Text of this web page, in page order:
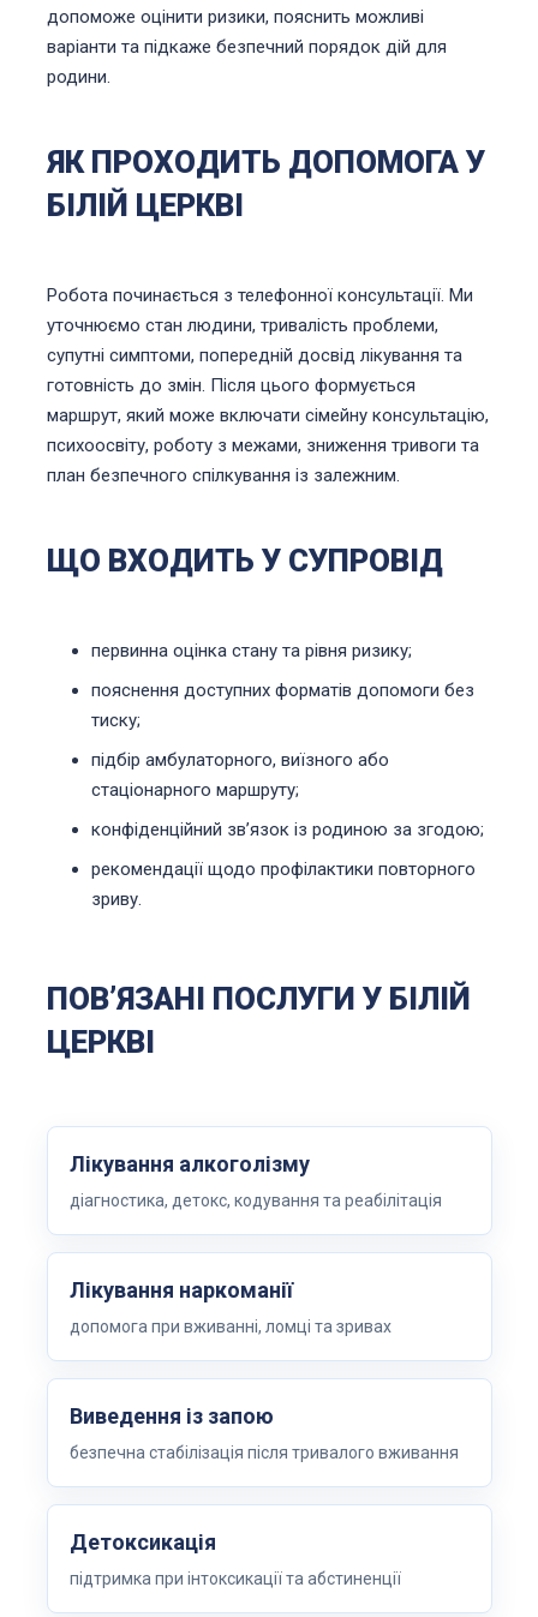
допоможе оцінити ризики, пояснить можливі
варіанти та підкаже безпечний порядок дій для
родини.
ЯК ПРОХОДИТЬ ДОПОМОГА У
БІЛІЙ ЦЕРКВІ
Робота починається з телефонної консультації. Ми
уточнюємо стан людини, тривалість проблеми,
супутні симптоми, попередній досвід лікування та
готовність до змін. Після цього формується
маршрут, який може включати сімейну консультацію,
психоосвіту, роботу з межами, зниження тривоги та
план безпечного спілкування із залежним.
ЩО ВХОДИТЬ У СУПРОВІД
первинна оцінка стану та рівня ризику;
пояснення доступних форматів допомоги без
тиску;
підбір амбулаторного, виїзного або
стаціонарного маршруту;
конфіденційний звʼязок із родиною за згодою;
рекомендації щодо профілактики повторного
зриву.
ПОВʼЯЗАНІ ПОСЛУГИ У БІЛІЙ
ЦЕРКВІ
Лікування алкоголізму
діагностика, детокс, кодування та реабілітація
Лікування наркоманії
допомога при вживанні, ломці та зривах
Виведення із запою
безпечна стабілізація після тривалого вживання
Детоксикація
підтримка при інтоксикації та абстиненції